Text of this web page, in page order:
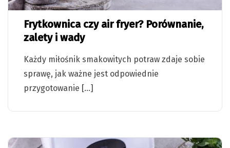
Frytkownica czy air fryer? Porównanie,
zalety i wady
Każdy miłośnik smakowitych potraw zdaje sobie
sprawę, jak ważne jest odpowiednie
przygotowanie […]